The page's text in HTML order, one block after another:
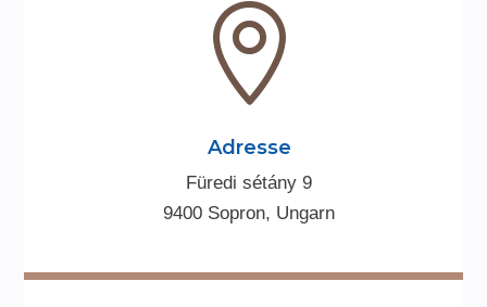

Adresse
Füredi sétány 9
9400 Sopron, Ungarn